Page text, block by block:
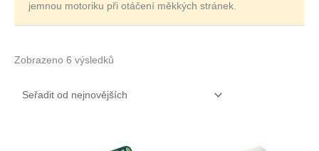
jemnou motoriku při otáčení měkkých stránek.
Zobrazeno 6 výsledků